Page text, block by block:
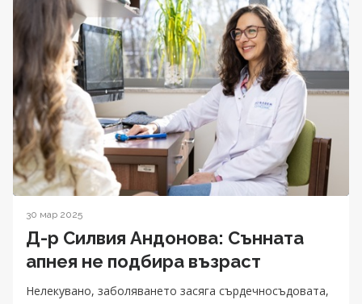
30 мар 2025
Д-р Силвия Андонова: Сънната
апнея не подбира възраст
Нелекувано, заболяването засяга сърдечносъдовата,